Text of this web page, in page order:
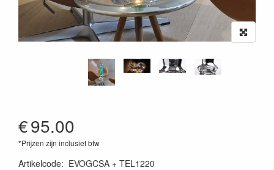
€95.00
*Prijzen zijn inclusief btw
Artikelcode: EVOGCSA + TEL1220